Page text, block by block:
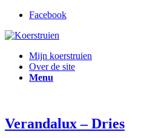
Facebook
Mijn koerstruien
Over de site
Menu
Verandalux – Dries